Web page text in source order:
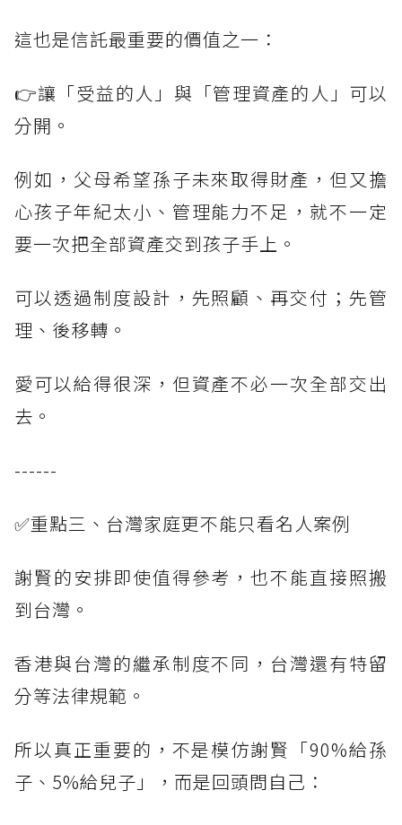
這也是信託最重要的價值之一：
👉讓「受益的人」與「管理資產的人」可以
分開。
例如，父母希望孫子未來取得財產，但又擔
心孩子年紀太小、管理能力不足，就不一定
要一次把全部資產交到孩子手上。
可以透過制度設計，先照顧、再交付；先管
理、後移轉。
愛可以給得很深，但資產不必一次全部交出
去。
------
✅重點三、台灣家庭更不能只看名人案例
謝賢的安排即使值得參考，也不能直接照搬
到台灣。
香港與台灣的繼承制度不同，台灣還有特留
分等法律規範。
所以真正重要的，不是模仿謝賢「90%給孫
子、5%給兒子」，而是回頭問自己：